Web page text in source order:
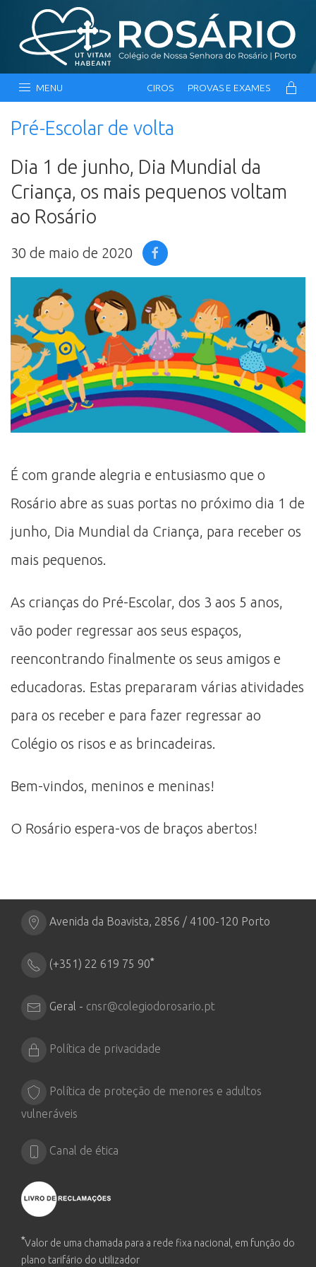
MENU CIROS PROVAS E EXAMES
Pré-Escolar de volta
Dia 1 de junho, Dia Mundial da
Criança, os mais pequenos voltam
ao Rosário
30 de maio de 2020
É com grande alegria e entusiasmo que o
Rosário abre as suas portas no próximo dia 1 de
junho, Dia Mundial da Criança, para receber os
mais pequenos.
As crianças do Pré-Escolar, dos 3 aos 5 anos,
vão poder regressar aos seus espaços,
reencontrando finalmente os seus amigos e
educadoras. Estas prepararam várias atividades
para os receber e para fazer regressar ao
Colégio os risos e as brincadeiras.
Bem-vindos, meninos e meninas!
O Rosário espera-vos de braços abertos!
Avenida da Boavista, 2856 / 4100-120 Porto
(+351) 22 619 75 90*
Geral - cnsr@colegiodorosario.pt
Política de privacidade
Política de proteção de menores e adultos
vulneráveis
Canal de ética
*Valor de uma chamada para a rede fixa nacional, em função do
plano tarifário do utilizador